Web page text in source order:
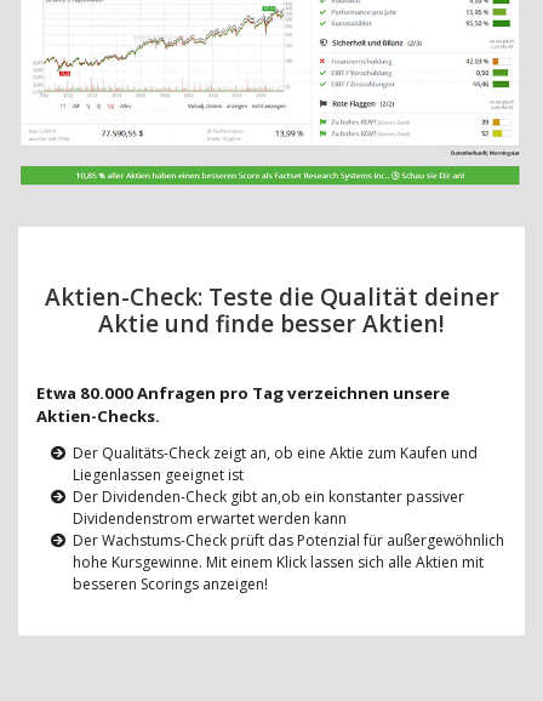
Aktien-Check: Teste die Qualität deiner
Aktie und finde besser Aktien!
Etwa 80.000 Anfragen pro Tag verzeichnen unsere
Aktien-Checks.
Der Qualitäts-Check zeigt an, ob eine Aktie zum Kaufen und
Liegenlassen geeignet ist
Der Dividenden-Check gibt an,ob ein konstanter passiver
Dividendenstrom erwartet werden kann
Der Wachstums-Check prüft das Potenzial für außergewöhnlich
hohe Kursgewinne. Mit einem Klick lassen sich alle Aktien mit
besseren Scorings anzeigen!